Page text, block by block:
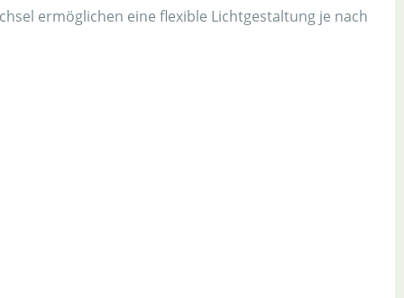
ermöglichen eine flexible Lichtgestaltung je nach